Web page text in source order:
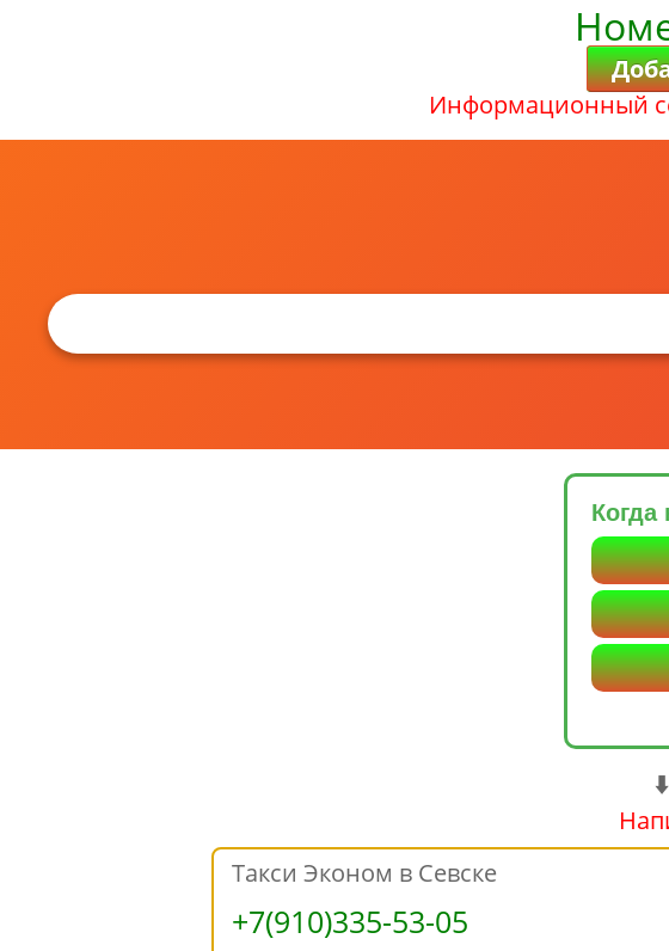
Информационный
Когда
Такси Эконом в Севске
+7(910)335-53-05